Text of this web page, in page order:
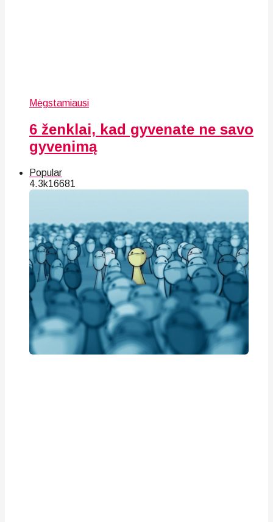
Mėgstamiausi
6 ženklai, kad gyvenate ne savo
gyvenimą
Popular
4.3k16681